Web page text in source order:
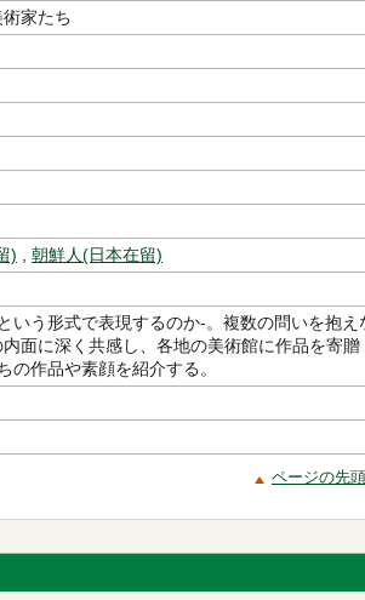
家たち
)
朝鮮人(日本在留)
いう形式で表現するのか-。複数の問いを抱え
面に深く共感し、各地の美術館に作品を寄贈
の作品や素顔を紹介する。
ページの先